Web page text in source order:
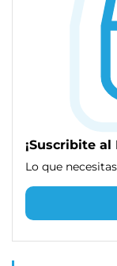
¡Suscribite
Lo que